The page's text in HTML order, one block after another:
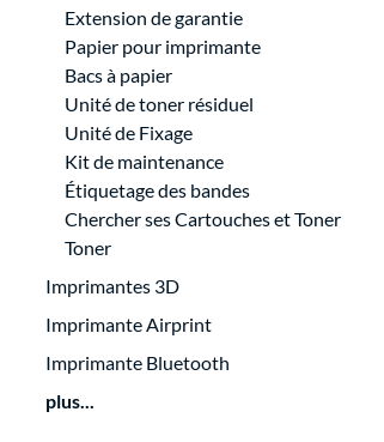
Extension de garantie
Papier pour imprimante
Bacs à papier
Unité de toner résiduel
Unité de Fixage
Kit de maintenance
Étiquetage des bandes
Chercher ses Cartouches et Toner
Toner
Imprimantes 3D
Imprimante Airprint
Imprimante Bluetooth
plus...